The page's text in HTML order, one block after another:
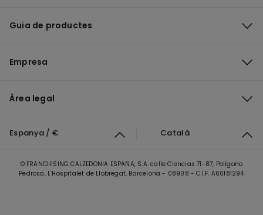
Guia de productes
Empresa
Àrea legal
Espanya / € Català
© FRANCHISING CALZEDONIA ESPAÑA, S.A. calle Ciencias 71-87, Polígono
Pedrosa, L’Hospitalet de Llobregat, Barcelona - 08908 - C.I.F. A60181294